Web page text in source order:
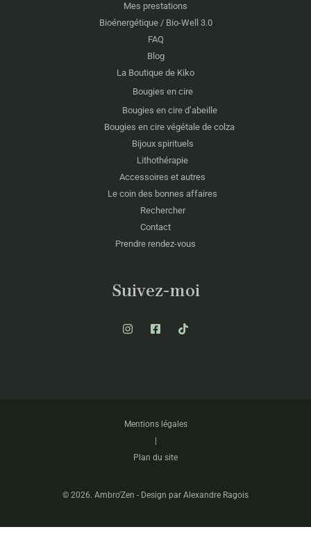
Mes prestations
Bioénergétique / Bio-Well 3.0
FAQ
Blog
La Boutique de Kiko
Bougies en cire
Bougies en cire d’abeille
Bougies en cire végétale de colza
Bijoux spirituels
Lithothérapie
Accessoires et autres
Le coin des bonnes affaires
Rechercher
Contact
Prendre rendez-vous
Suivez-moi
Mentions légales
|
Plan du site
© 2026. Ambro'Zen - Design par Alexandre Ragois